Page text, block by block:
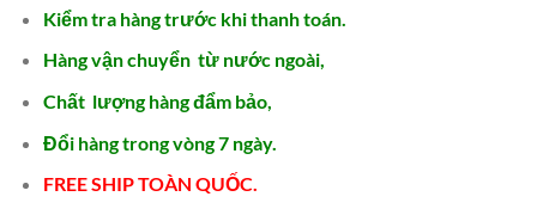
là:
2.000.000 ₫.
tại
Kiểm tra hàng trước khi thanh toán.
Hàng vận chuyển từ nước ngoài,
Chất lượng hàng đẩm bảo,
Đổi hàng trong vòng 7 ngày.
FREE SHIP TOÀN QUỐC.